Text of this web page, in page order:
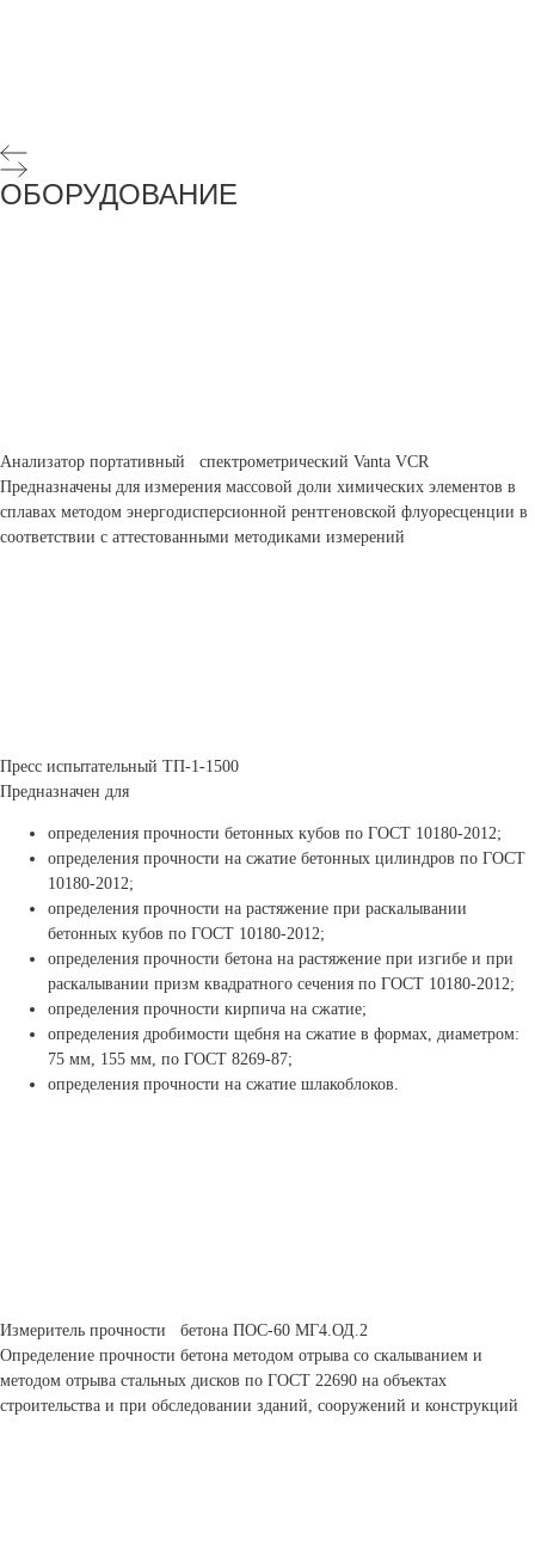
ОБОРУДОВАНИЕ
Анализатор портативный спектрометрический Vanta VCR
Предназначены для измерения массовой доли химических элементов в
сплавах методом энергодисперсионной рентгеновской флуоресценции в
соответствии с аттестованными методиками измерений
Пресс испытательный ТП-1-1500
Предназначен для
определения прочности бетонных кубов по ГОСТ 10180-2012;
определения прочности на сжатие бетонных цилиндров по ГОСТ
10180-2012;
определения прочности на растяжение при раскалывании
бетонных кубов по ГОСТ 10180-2012;
определения прочности бетона на растяжение при изгибе и при
раскалывании призм квадратного сечения по ГОСТ 10180-2012;
определения прочности кирпича на сжатие;
определения дробимости щебня на сжатие в формах, диаметром:
75 мм, 155 мм, по ГОСТ 8269-87;
определения прочности на сжатие шлакоблоков.
Измеритель прочности бетона ПОС-60 МГ4.ОД.2
Определение прочности бетона методом отрыва со скалыванием и
методом отрыва стальных дисков по ГОСТ 22690 на объектах
строительства и при обследовании зданий, сооружений и конструкций